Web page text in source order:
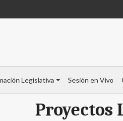
Legislativa Sesión en Vivo
Proyectos